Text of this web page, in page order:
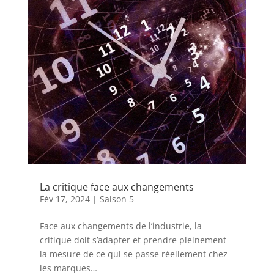
La critique face aux changements
Fév 17, 2024| Saison 5
Face aux changements de l’industrie, la
critique doit s’adapter et prendre pleinement
la mesure de ce qui se passe réellement chez
les marques…